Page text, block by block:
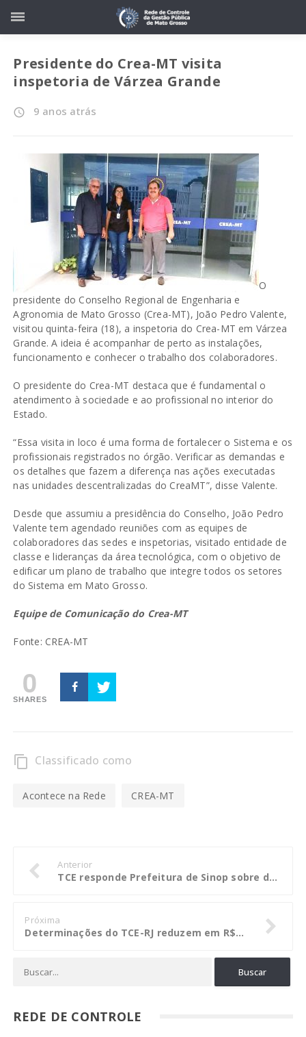
Presidente do Crea-MT visita
inspetoria de Várzea Grande
access_time 9 anos atrás
O
presidente do Conselho Regional de Engenharia e
Agronomia de Mato Grosso (Crea-MT), João Pedro Valente,
visitou quinta-feira (18), a inspetoria do Crea-MT em Várzea
Grande. A ideia é acompanhar de perto as instalações,
funcionamento e conhecer o trabalho dos colaboradores.
O presidente do Crea-MT destaca que é fundamental o
atendimento à sociedade e ao profissional no interior do
Estado.
“Essa visita in loco é uma forma de fortalecer o Sistema e os
profissionais registrados no órgão. Verificar as demandas e
os detalhes que fazem a diferença nas ações executadas
nas unidades descentralizadas do CreaMT”, disse Valente.
Desde que assumiu a presidência do Conselho, João Pedro
Valente tem agendado reuniões com as equipes de
colaboradores das sedes e inspetorias, visitado entidade de
classe e lideranças da área tecnológica, com o objetivo de
edificar um plano de trabalho que integre todos os setores
do Sistema em Mato Grosso.
Equipe de Comunicação do Crea-MT
Fonte: CREA-MT
0
SHARES
content_copy Classificado como
Acontece na Rede CREA-MT
Anterior
TCE responde Prefeitura de Sinop sobre débitos com RPPS
Próxima
Determinações do TCE-RJ reduzem em R$1.186 milhão edital da Cedae
REDE DE CONTROLE